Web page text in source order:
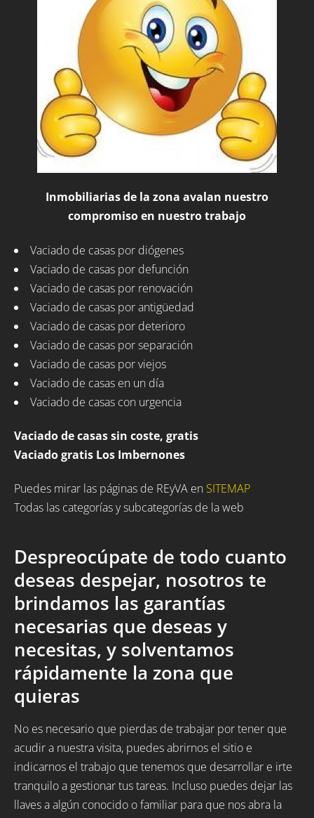
Inmobiliarias de la zona avalan nuestro
compromiso en nuestro trabajo
Vaciado de casas por diógenes
Vaciado de casas por defunción
Vaciado de casas por renovación
Vaciado de casas por antigüedad
Vaciado de casas por deterioro
Vaciado de casas por separación
Vaciado de casas por viejos
Vaciado de casas en un día
Vaciado de casas con urgencia
Vaciado de casas sin coste, gratis
Vaciado gratis Los Imbernones
Puedes mirar las páginas de REyVA en SITEMAP
Todas las categorías y subcategorías de la web
Despreocúpate de todo cuanto
deseas despejar, nosotros te
brindamos las garantías
necesarias que deseas y
necesitas, y solventamos
rápidamente la zona que
quieras
No es necesario que pierdas de trabajar por tener que
acudir a nuestra visita, puedes abrirnos el sitio e
indicarnos el trabajo que tenemos que desarrollar e irte
tranquilo a gestionar tus tareas. Incluso puedes dejar las
llaves a algún conocido o familiar para que nos abra la